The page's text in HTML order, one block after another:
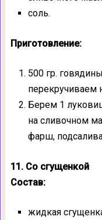
соль.
Приготовление:
500 гр.
перекручиваем
Берем 1
на сливочном
фарш,
11. Со сгущенкой
Состав:
жидкая